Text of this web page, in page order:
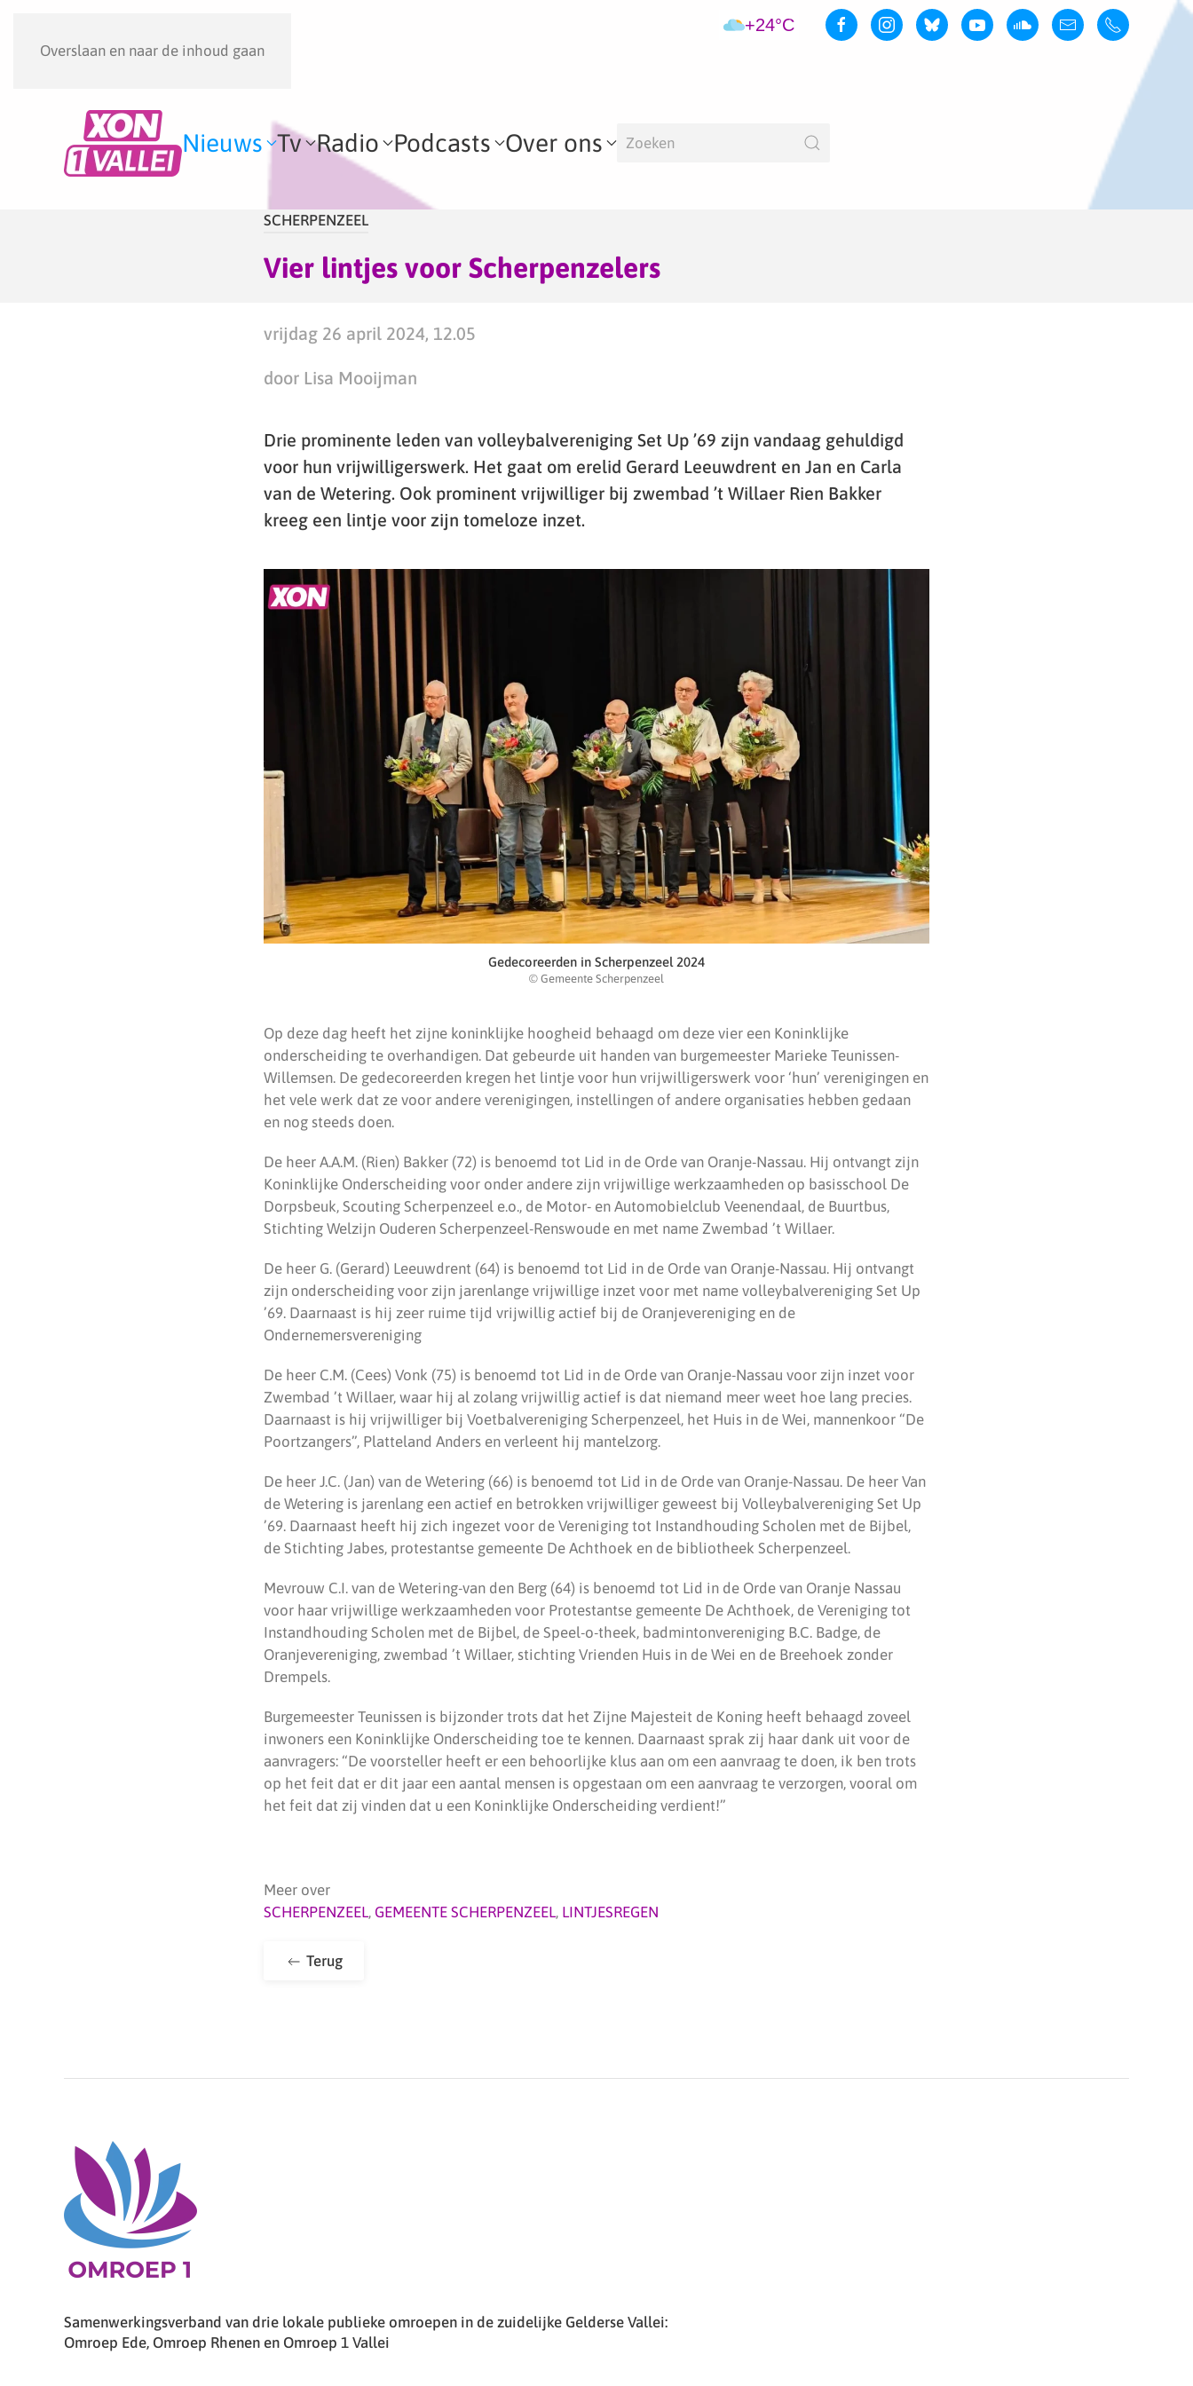
Overslaan en naar de inhoud gaan
+24°C
Nieuws Tv Radio Podcasts Over ons
SCHERPENZEEL
Vier lintjes voor Scherpenzelers
vrijdag 26 april 2024, 12.05
door Lisa Mooijman
Drie prominente leden van volleybalvereniging Set Up ’69 zijn vandaag gehuldigd
voor hun vrijwilligerswerk. Het gaat om erelid Gerard Leeuwdrent en Jan en Carla
van de Wetering. Ook prominent vrijwilliger bij zwembad ’t Willaer Rien Bakker
kreeg een lintje voor zijn tomeloze inzet.
Gedecoreerden in Scherpenzeel 2024
© Gemeente Scherpenzeel
Op deze dag heeft het zijne koninklijke hoogheid behaagd om deze vier een Koninklijke
onderscheiding te overhandigen. Dat gebeurde uit handen van burgemeester Marieke Teunissen-
Willemsen. De gedecoreerden kregen het lintje voor hun vrijwilligerswerk voor ‘hun’ verenigingen en
het vele werk dat ze voor andere verenigingen, instellingen of andere organisaties hebben gedaan
en nog steeds doen.
De heer A.A.M. (Rien) Bakker (72) is benoemd tot Lid in de Orde van Oranje-Nassau. Hij ontvangt zijn
Koninklijke Onderscheiding voor onder andere zijn vrijwillige werkzaamheden op basisschool De
Dorpsbeuk, Scouting Scherpenzeel e.o., de Motor- en Automobielclub Veenendaal, de Buurtbus,
Stichting Welzijn Ouderen Scherpenzeel-Renswoude en met name Zwembad ’t Willaer.
De heer G. (Gerard) Leeuwdrent (64) is benoemd tot Lid in de Orde van Oranje-Nassau. Hij ontvangt
zijn onderscheiding voor zijn jarenlange vrijwillige inzet voor met name volleybalvereniging Set Up
’69. Daarnaast is hij zeer ruime tijd vrijwillig actief bij de Oranjevereniging en de
Ondernemersvereniging
De heer C.M. (Cees) Vonk (75) is benoemd tot Lid in de Orde van Oranje-Nassau voor zijn inzet voor
Zwembad ’t Willaer, waar hij al zolang vrijwillig actief is dat niemand meer weet hoe lang precies.
Daarnaast is hij vrijwilliger bij Voetbalvereniging Scherpenzeel, het Huis in de Wei, mannenkoor “De
Poortzangers”, Platteland Anders en verleent hij mantelzorg.
De heer J.C. (Jan) van de Wetering (66) is benoemd tot Lid in de Orde van Oranje-Nassau. De heer Van
de Wetering is jarenlang een actief en betrokken vrijwilliger geweest bij Volleybalvereniging Set Up
’69. Daarnaast heeft hij zich ingezet voor de Vereniging tot Instandhouding Scholen met de Bijbel,
de Stichting Jabes, protestantse gemeente De Achthoek en de bibliotheek Scherpenzeel.
Mevrouw C.I. van de Wetering-van den Berg (64) is benoemd tot Lid in de Orde van Oranje Nassau
voor haar vrijwillige werkzaamheden voor Protestantse gemeente De Achthoek, de Vereniging tot
Instandhouding Scholen met de Bijbel, de Speel-o-theek, badmintonvereniging B.C. Badge, de
Oranjevereniging, zwembad ’t Willaer, stichting Vrienden Huis in de Wei en de Breehoek zonder
Drempels.
Burgemeester Teunissen is bijzonder trots dat het Zijne Majesteit de Koning heeft behaagd zoveel
inwoners een Koninklijke Onderscheiding toe te kennen. Daarnaast sprak zij haar dank uit voor de
aanvragers: “De voorsteller heeft er een behoorlijke klus aan om een aanvraag te doen, ik ben trots
op het feit dat er dit jaar een aantal mensen is opgestaan om een aanvraag te verzorgen, vooral om
het feit dat zij vinden dat u een Koninklijke Onderscheiding verdient!”
Meer over
SCHERPENZEEL, GEMEENTE SCHERPENZEEL, LINTJESREGEN
Terug
Samenwerkingsverband van drie lokale publieke omroepen in de zuidelijke Gelderse Vallei:
Omroep Ede, Omroep Rhenen en Omroep 1 Vallei